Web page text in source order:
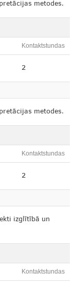
metodes.
Kontaktstundas
2
metodes.
Kontaktstundas
2
izglītībā un
Kontaktstundas